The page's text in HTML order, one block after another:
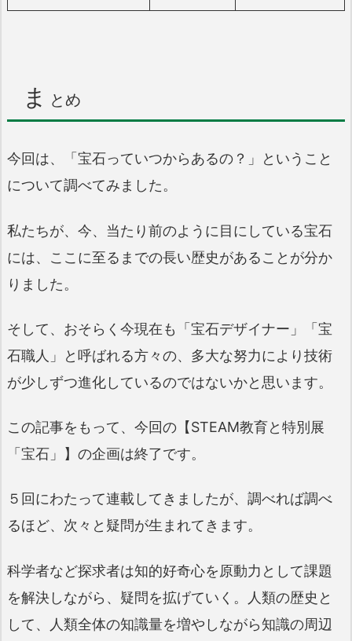
ま とめ
今回は、「宝石っていつからあるの？」ということ
について調べてみました。
私たちが、今、当たり前のように目にしている宝石
には、ここに至るまでの長い歴史があることが分か
りました。
そして、おそらく今現在も「宝石デザイナー」「宝
石職人」と呼ばれる方々の、多大な努力により技術
が少しずつ進化しているのではないかと思います。
この記事をもって、今回の【STEAM教育と特別展
「宝石」】の企画は終了です。
５回にわたって連載してきましたが、調べれば調べ
るほど、次々と疑問が生まれてきます。
科学者など探求者は知的好奇心を原動力として課題
を解決しながら、疑問を拡げていく。人類の歴史と
して、人類全体の知識量を増やしながら知識の周辺